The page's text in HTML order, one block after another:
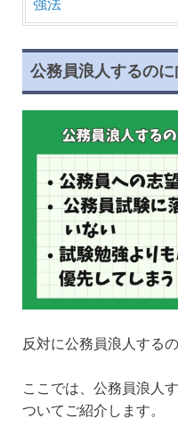
強法
公務員浪人するの
反対に公務員浪人する
ここでは、公務員浪人
ついてご紹介します。